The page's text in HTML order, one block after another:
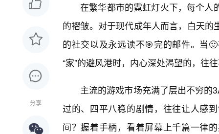
分享
在繁华都市的霓虹灯火下，每个人
的褶皱。对于现代成年人而言，白天
的社交以及永远读不🎯完的邮件。当
“家”的避风港时，内心深处渴望的，往
主流的游戏市场充满了层出不穷的
过的、四平八稳的剧情，往往让人感
间？握着手柄，看着屏幕上千篇一律